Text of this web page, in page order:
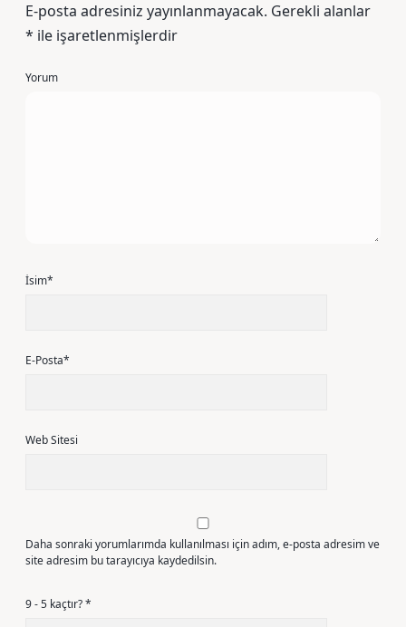
E-posta adresiniz yayınlanmayacak. Gerekli alanlar
* ile işaretlenmişlerdir
Yorum
İsim*
E-Posta*
Web Sitesi
Daha sonraki yorumlarımda kullanılması için adım, e-posta adresim ve
site adresim bu tarayıcıya kaydedilsin.
9 - 5 kaçtır?*